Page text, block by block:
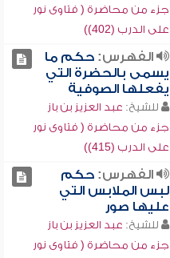
جزء من محاضرة ( فتاوى نور
على الدرب (402))
الفهرس:حكم ما
يسمى بالحضرة التي
يفعلها الصوفية
للشيخ: عبد العزيز بن باز
جزء من محاضرة ( فتاوى نور
على الدرب (415))
الفهرس:حكم
لبس الملابس التي
عليها صور
للشيخ: عبد العزيز بن باز
جزء من محاضرة ( فتاوى نور